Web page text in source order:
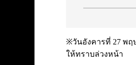
※วันอังคารที่ 27 พฤ
ให้ทราบล่วงหน้า